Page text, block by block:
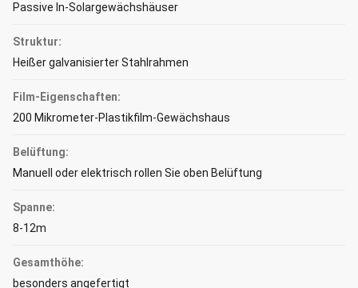
Passive In-Solargewächshäuser
Struktur:
Heißer galvanisierter Stahlrahmen
Film-Eigenschaften:
200 Mikrometer-Plastikfilm-Gewächshaus
Belüftung:
Manuell oder elektrisch rollen Sie oben Belüftung
Spanne:
8-12m
Gesamthöhe:
besonders angefertigt